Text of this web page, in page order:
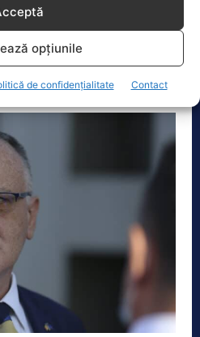
opțiunile
de confidențialitate Contact
că educația sexuală va
un curs de „educație